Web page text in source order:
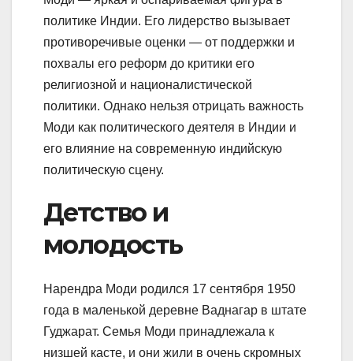
политике Индии. Его лидерство вызывает
противоречивые оценки — от поддержки и
похвалы его реформ до критики его
религиозной и националистической
политики. Однако нельзя отрицать важность
Моди как политического деятеля в Индии и
его влияние на современную индийскую
политическую сцену.
Детство и
молодость
Нарендра Моди родился 17 сентября 1950
года в маленькой деревне Ваднагар в штате
Гуджарат. Семья Моди принадлежала к
низшей касте, и они жили в очень скромных